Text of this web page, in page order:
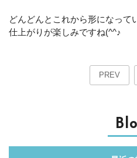
どんどんとこれから形になって
仕上がりが楽しみですね(^^♪
PREV